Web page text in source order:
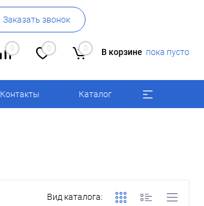
Заказать звонок
0 0 0 В корзине пока пусто
Контакты Каталог
Вид каталога: